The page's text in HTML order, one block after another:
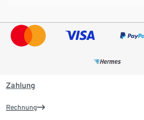
Zahlung
Rechnung